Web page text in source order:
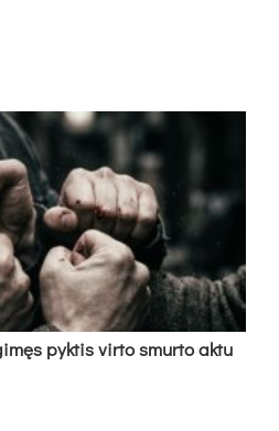
pyk­tis vir­to smur­to ak­tu